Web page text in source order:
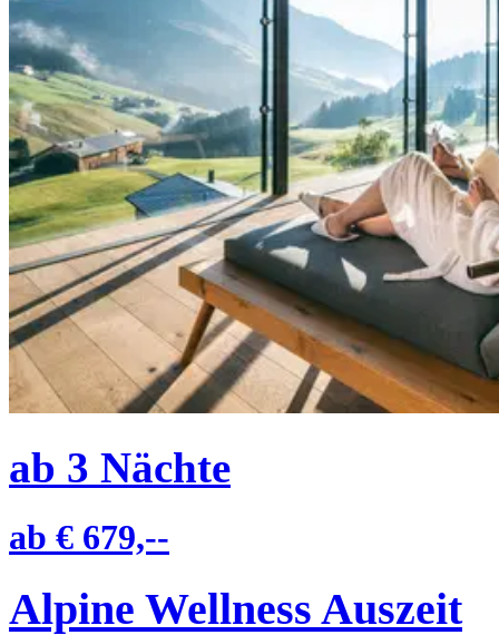
ab 3 Nächte
ab € 679,--
Alpine Wellness Auszeit